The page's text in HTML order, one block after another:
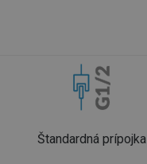
Štandardná prípojka